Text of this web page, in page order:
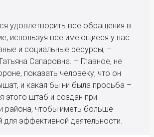
удовлетворить все обращения в
используя все имеющиеся у нас
и социальные ресурсы, –
Сапаровна. – Главное, не
показать человеку, что он
и какая бы ни была просьба –
этого штаб и создан при
района, чтобы иметь больше
эффективной деятельности.